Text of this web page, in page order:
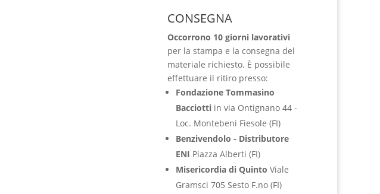
CONSEGNA
Occorrono 10 giorni lavorativi
per la stampa e la consegna del
materiale richiesto. È possibile
effettuare il ritiro presso:
Fondazione Tommasino
Bacciottiin via Ontignano 44 -
Loc. Montebeni Fiesole (FI)
Benzivendolo - Distributore
ENI Piazza Alberti (FI)
Misericordia di Quinto Viale
Gramsci 705 Sesto F.no (FI)